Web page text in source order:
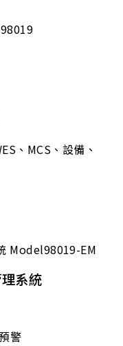
、MCS、設備、
系統
警